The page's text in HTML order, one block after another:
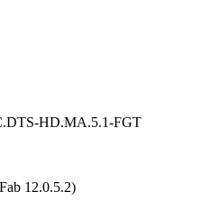
HD.MA.5.1-FGT
12.0.5.2)